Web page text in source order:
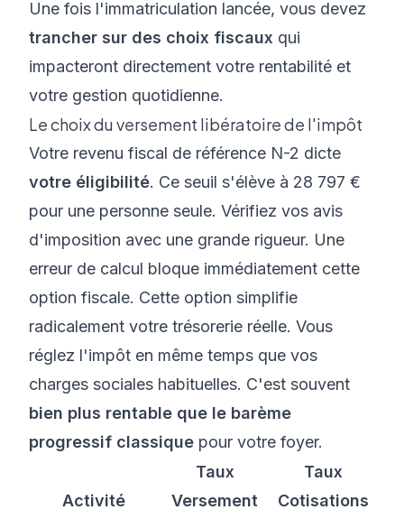
Une fois l'immatriculation lancée, vous devez
trancher sur des choix fiscaux qui
impacteront directement votre rentabilité et
votre gestion quotidienne.
Le choix du versement libératoire de l'impôt
Votre revenu fiscal de référence N-2 dicte
votre éligibilité. Ce seuil s'élève à 28 797 €
pour une personne seule. Vérifiez vos avis
d'imposition avec une grande rigueur. Une
erreur de calcul bloque immédiatement cette
option fiscale. Cette option simplifie
radicalement votre trésorerie réelle. Vous
réglez l'impôt en même temps que vos
charges sociales habituelles. C'est souvent
bien plus rentable que le barème
progressif classique pour votre foyer.
Activité
Taux
Versement
Taux
Cotisations